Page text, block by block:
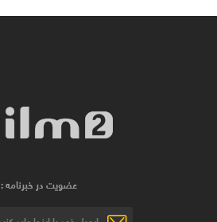
عضویت در خبرنامه :